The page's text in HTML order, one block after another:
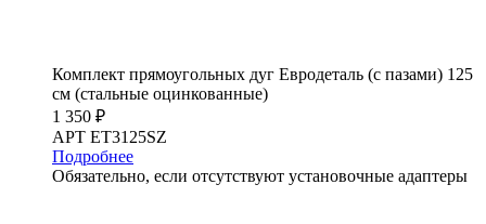
Комплект прямоугольных дуг Евродеталь (с пазами) 125
см (стальные оцинкованные)
1 350 ₽
АРТ ET3125SZ
Подробнее
Обязательно, если отсутствуют установочные адаптеры